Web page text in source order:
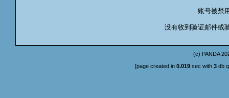
账号被禁
没有收到验证邮件或
(c) PANDA
[page created in 0.019 sec with 3 db